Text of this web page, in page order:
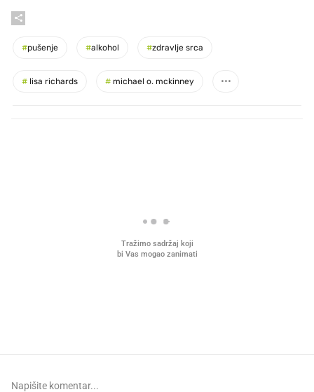
#pušenje #alkohol #zdravlje srca
# lisa richards # michael o. mckinney